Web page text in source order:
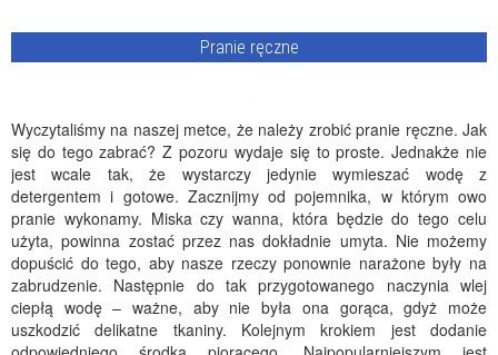
Pranie ręczne
Wyczytaliśmy na naszej metce, że należy zrobić pranie ręczne. Jak
się do tego zabrać? Z pozoru wydaje się to proste. Jednakże nie
jest wcale tak, że wystarczy jedynie wymieszać wodę z
detergentem i gotowe. Zacznijmy od pojemnika, w którym owo
pranie wykonamy. Miska czy wanna, która będzie do tego celu
użyta, powinna zostać przez nas dokładnie umyta. Nie możemy
dopuścić do tego, aby nasze rzeczy ponownie narażone były na
zabrudzenie. Następnie do tak przygotowanego naczynia wlej
ciepłą wodę – ważne, aby nie była ona gorąca, gdyż może
uszkodzić delikatne tkaniny. Kolejnym krokiem jest dodanie